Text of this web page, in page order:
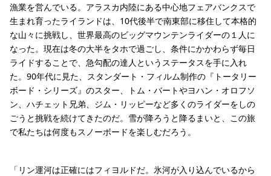
漁業を営んでいる。アラスカ内陸にある中心地フェアバンクスで
生まれ育ったライランドは、10代後半で南東部に移住して本格的
な山々に挑戦し、世界最高のビッグマウンテンライダーの１人に
なった。現在は冬の大半をタホで過ごし、条件にかかわらず毎日
ライドすることで、急勾配の達人というステータスを手に入れ
た。90年代に見た、スタンダート・フィルム制作の『トータリー
ボード・シリーズ』のスター、トム・バートやヨハン・オロフソ
ン、ハチェット兄弟、ジム・リッピーなど多くのライダーをしの
ごうと挑戦を続けてきたのだ。雪が降ろうと降るまいと、この旅
で私たちは何度もスノーボードを楽しむだろう。
「リン運河は正確にはフィヨルドだ。氷河が入り込んでいるから